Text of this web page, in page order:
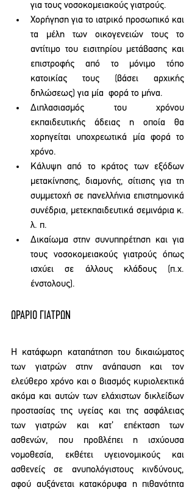
για τους νοσοκομειακούς γιατρούς.
Χορήγηση για το ιατρικό προσωπικό και
τα μέλη των οικογενειών τους το
αντίτιμο του εισιτηρίου μετάβασης και
επιστροφής από το μόνιμο τόπο
κατοικίας τους (βάσει αρχικής
δηλώσεως) για μία  φορά το μήνα.
Διπλασιασμός του χρόνου
εκπαιδευτικής άδειας η οποία θα
χορηγείται υποχρεωτικά μία φορά το
χρόνο.
Κάλυψη από το κράτος των εξόδων
μετακίνησης, διαμονής, σίτισης για τη
συμμετοχή σε πανελλήνια επιστημονικά
συνέδρια, μετεκπαιδευτικά σεμινάρια κ.
λ. π.
Δικαίωμα στην συνυπηρέτηση και για
τους νοσοκομειακούς γιατρούς όπως
ισχύει σε άλλους κλάδους (π.χ.
ένστολους).
ΩΡΑΡΙΟ ΓΙΑΤΡΩΝ
H κατάφωρη καταπάτηση του δικαιώματος
των γιατρών στην ανάπαυση και τον
ελεύθερο χρόνο και ο βιασμός κυριολεκτικά
ακόμα και αυτών των ελάχιστων δικλείδων
προστασίας της υγείας και της ασφάλειας
των γιατρών και κατ’ επέκταση των
ασθενών, που προβλέπει η ισχύουσα
νομοθεσία, εκθέτει υγειονομικούς και
ασθενείς σε ανυπολόγιστους κινδύνους,
αφού αυξάνεται κατακόρυφα η πιθανότητα